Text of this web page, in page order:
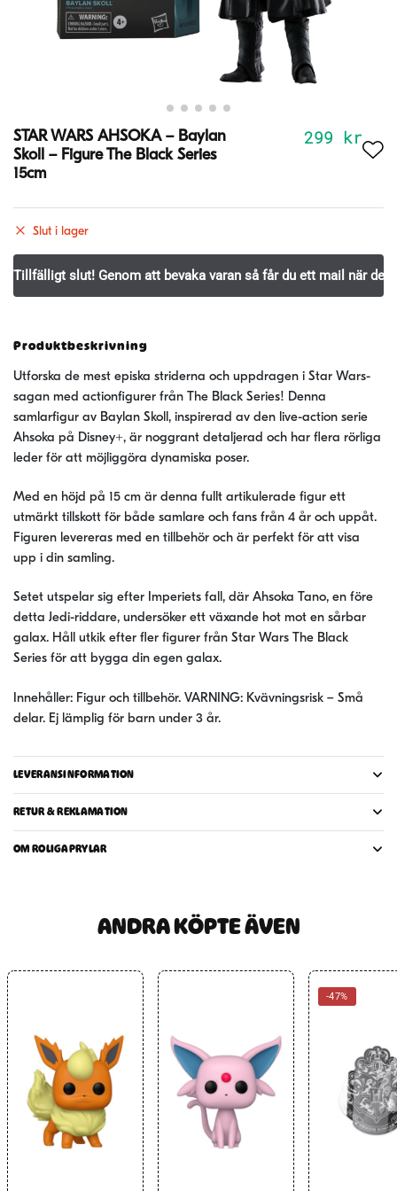
STAR WARS AHSOKA – Baylan
Skoll – Figure The Black Series
15cm
299 kr
Slut i lager
Produktbeskrivning
Utforska de mest episka striderna och uppdragen i Star Wars-
sagan med actionfigurer från The Black Series! Denna
samlarfigur av Baylan Skoll, inspirerad av den live-action serie
Ahsoka på Disney+, är noggrant detaljerad och har flera rörliga
leder för att möjliggöra dynamiska poser.
Med en höjd på 15 cm är denna fullt artikulerade figur ett
utmärkt tillskott för både samlare och fans från 4 år och uppåt.
Figuren levereras med en tillbehör och är perfekt för att visa
upp i din samling.
Setet utspelar sig efter Imperiets fall, där Ahsoka Tano, en före
detta Jedi-riddare, undersöker ett växande hot mot en sårbar
galax. Håll utkik efter fler figurer från Star Wars The Black
Series för att bygga din egen galax.
Innehåller: Figur och tillbehör. VARNING: Kvävningsrisk – Små
delar. Ej lämplig för barn under 3 år.
LEVERANSINFORMATION
RETUR & REKLAMATION
OM ROLIGAPRYLAR
ANDRA KÖPTE ÄVEN
-47%